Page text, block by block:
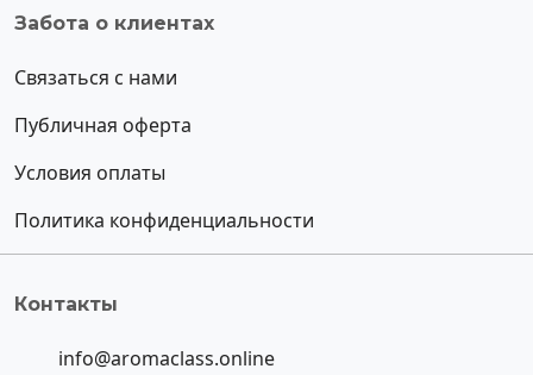
Забота о клиентах
Связаться с нами
Публичная оферта
Условия оплаты
Политика конфиденциальности
Контакты
info@aromaclass.online